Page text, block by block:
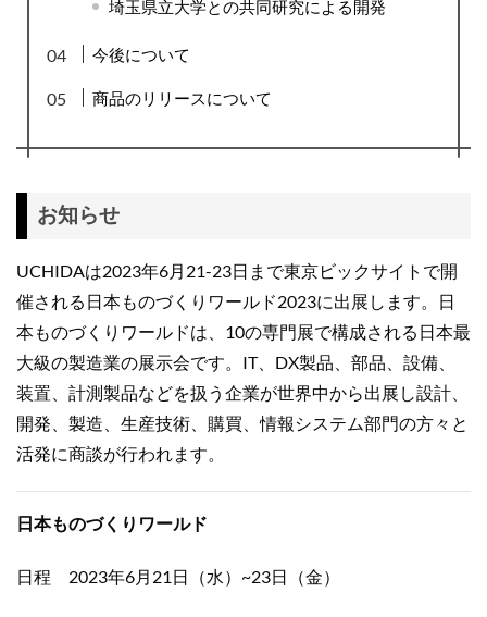
埼玉県立大学との共同研究による開発
今後について
商品のリリースについて
お知らせ
UCHIDAは2023年6月21-23日まで東京ビックサイトで開
催される日本ものづくりワールド2023に出展します。日
本ものづくりワールドは、10の専門展で構成される日本最
大級の製造業の展示会です。IT、DX製品、部品、設備、
装置、計測製品などを扱う企業が世界中から出展し設計、
開発、製造、生産技術、購買、情報システム部門の方々と
活発に商談が行われます。
日本ものづくりワールド
日程 2023年6月21日（水）~23日（金）